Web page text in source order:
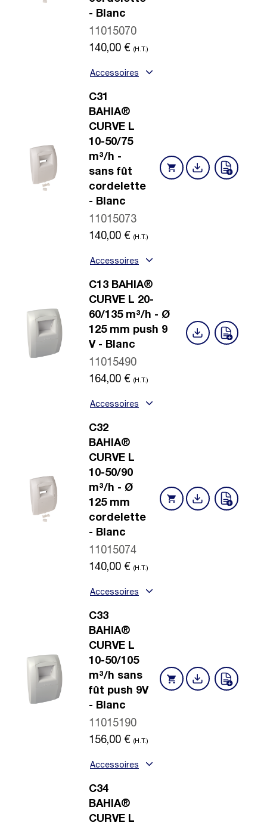
- Blanc
11015070
140,00 € (H.T.)
Accessoires
C31
BAHIA®
CURVE L
10-50/75
m³/h -
sans fût
cordelette
- Blanc
11015073
140,00 € (H.T.)
Accessoires
C13 BAHIA®
CURVE L 20-
60/135 m³/h - Ø
125 mm push 9
V - Blanc
11015490
164,00 € (H.T.)
Accessoires
C32
BAHIA®
CURVE L
10-50/90
m³/h - Ø
125 mm
cordelette
- Blanc
11015074
140,00 € (H.T.)
Accessoires
C33
BAHIA®
CURVE L
10-50/105
m³/h sans
fût push 9V
- Blanc
11015190
156,00 € (H.T.)
Accessoires
C34
BAHIA®
CURVE L